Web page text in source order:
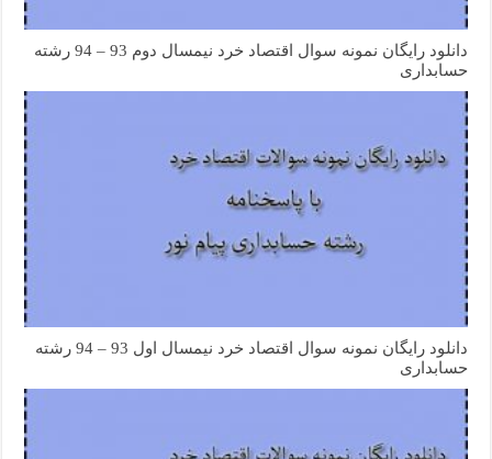
دانلود رایگان نمونه سوال اقتصاد خرد نیمسال دوم 93 – 94 رشته
حسابداری
دانلود رایگان نمونه سوال اقتصاد خرد نیمسال اول 93 – 94 رشته
حسابداری